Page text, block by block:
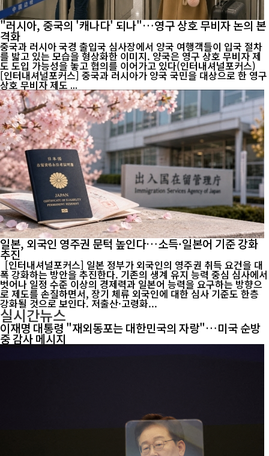
"러시아, 중국의 '캐나다' 되나"…영구 상호 무비자 논의 본
격화
중국과 러시아 국경 출입국 심사장에서 양국 여행객들이 입국 절차
를 밟고 있는 모습을 형상화한 이미지. 양국은 영구 상호 무비자 제
도 도입 가능성을 놓고 협의를 이어가고 있다(인터내셔널포커스)
[인터내셔널포커스] 중국과 러시아가 양국 국민을 대상으로 한 영구
상호 무비자 제도 ...
일본, 외국인 영주권 문턱 높인다…소득·일본어 기준 강화
추진
[인터내셔널포커스] 일본 정부가 외국인의 영주권 취득 요건을 대
폭 강화하는 방안을 추진한다. 기존의 생계 유지 능력 중심 심사에서
벗어나 일정 수준 이상의 경제력과 일본어 능력을 요구하는 방향으
로 제도를 손질하면서, 장기 체류 외국인에 대한 심사 기준도 한층
강화될 것으로 보인다. 저출산·고령화...
실시간뉴스
이재명 대통령 "재외동포는 대한민국의 자랑"…미국 순방
중 감사 메시지